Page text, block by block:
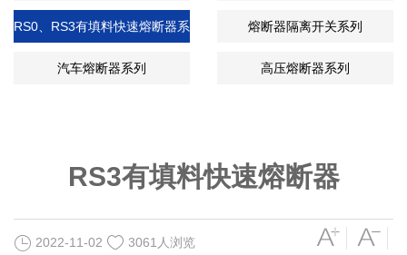
列
RS0、RS3有填料快速熔断器系
列
熔断器隔离开关系列
汽车熔断器系列 高压熔断器系列
RS3有填料快速熔断器
2022-11-02 3061人浏览